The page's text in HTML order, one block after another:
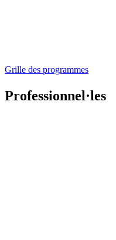
Grille des programmes
Professionnel·les